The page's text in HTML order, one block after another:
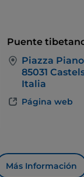
los
el fondo del
lado, para
la
Puente
Piazza
85031
Italia
Página web
Más Información